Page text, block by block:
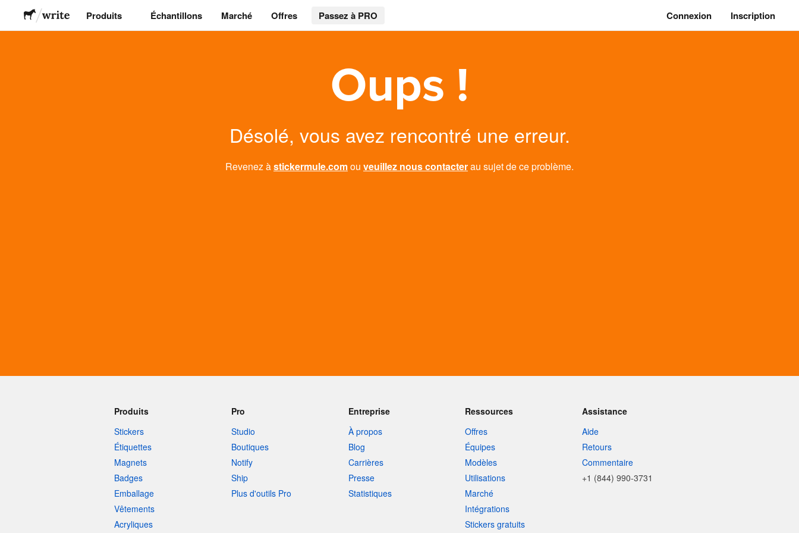
Produits Échantillons Marché Offres Passez à PRO Connexion Inscription
Oups !
Désolé, vous avez rencontré une erreur.
Revenez àstickermule.comou veuillez nous contacterau sujet de ce problème.
Produits
Stickers
Étiquettes
Magnets
Badges
Emballage
Vêtements
Acryliques
Pro
Studio
Boutiques
Notify
Ship
Plus d'outils Pro
Entreprise
À propos
Blog
Carrières
Presse
Statistiques
Ressources
Offres
Équipes
Modèles
Utilisations
Marché
Intégrations
Stickers gratuits
Assistance
Aide
Retours
Commentaire
+1 (844) 990-3731